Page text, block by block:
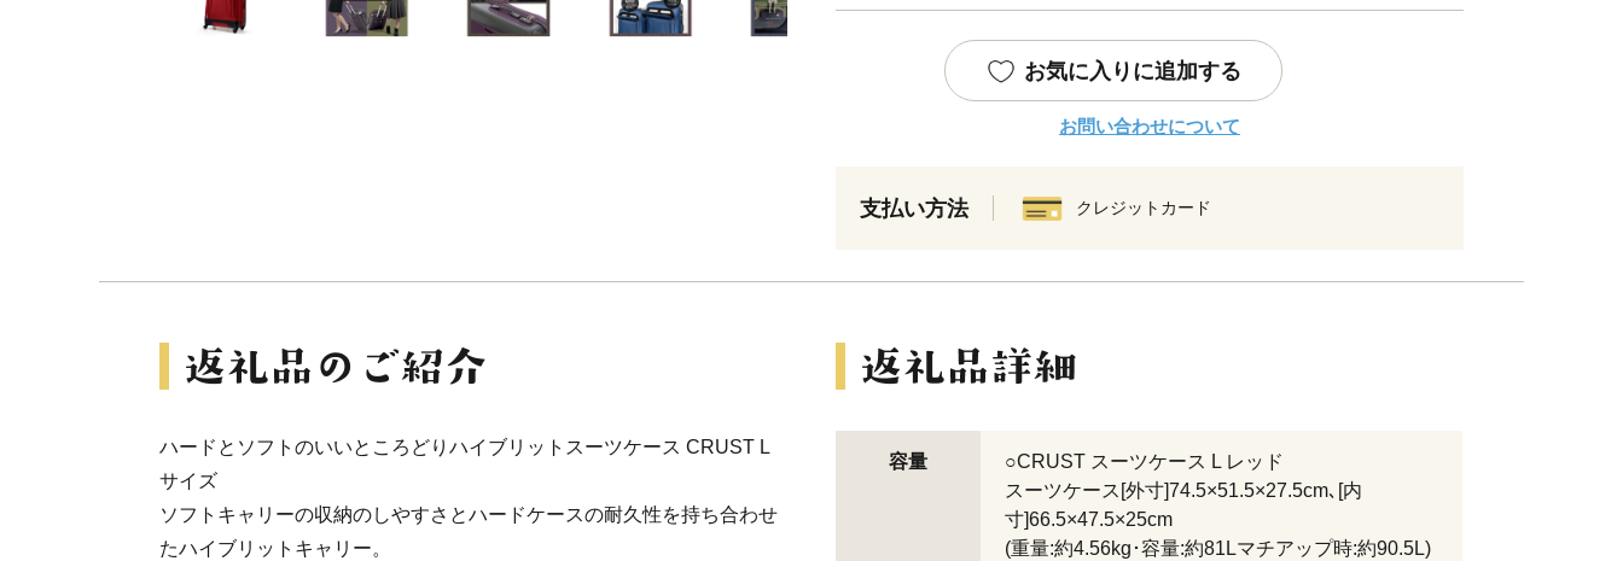
お気に入りに追加する
お問い合わせについて
支払い方法 クレジットカード
ハードとソフトのいいところどりハイブリットスーツケース CRUST L
サイズ
ソフトキャリーの収納のしやすさとハードケースの耐久性を持ち合わせ
たハイブリットキャリー。
容量
○CRUST スーツケース L レッド
スーツケース[外寸]74.5×51.5×27.5cm､[内
寸]66.5×47.5×25cm
(重量:約4.56kg･容量:約81Lマチアップ時:約90.5L)